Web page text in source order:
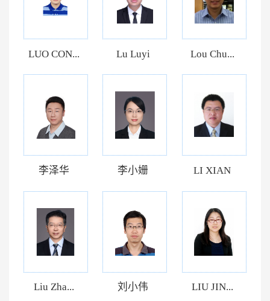
LUO CON... Lu Luyi Lou Chu...
李泽华 李小姗 LI XIAN
Liu Zha... 刘小伟 LIU JIN...